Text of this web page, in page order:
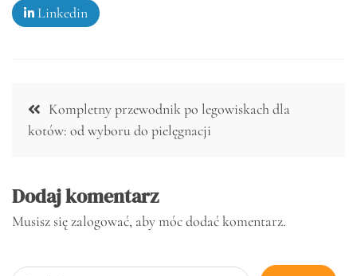
Linkedin
Nawigacja
wpisu
Kompletny przewodnik po legowiskach dla
kotów: od wyboru do pielęgnacji
Dodaj komentarz
Musisz sięzalogować, aby móc dodać komentarz.